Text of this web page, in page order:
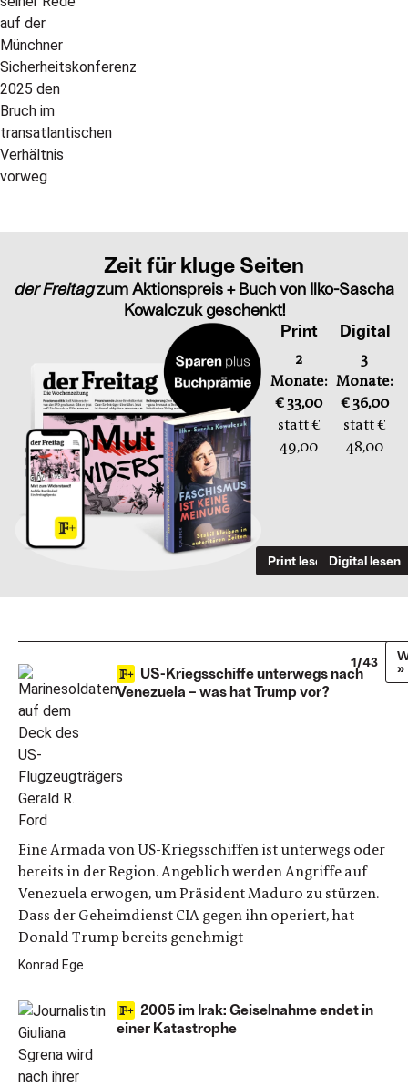
Zeit für kluge Seiten
der Freitagzum Aktionspreis + Buch von Ilko-Sascha
Kowalczuk geschenkt!
Print
2
Monate:
€ 33,00
statt €
49,00
Print lesen
Digital
3
Monate:
€ 36,00
statt €
48,00
Digital lesen
US-Kriegsschiffe unterwegs nach
Venezuela – was hat Trump vor?
Eine Armada von US-Kriegsschiffen ist unterwegs oder
bereits in der Region. Angeblich werden Angriffe auf
Venezuela erwogen, um Präsident Maduro zu stürzen.
Dass der Geheimdienst CIA gegen ihn operiert, hat
Donald Trump bereits genehmigt
Konrad Ege
2005 im Irak: Geiselnahme endet in
einer Katastrophe
1/43
»